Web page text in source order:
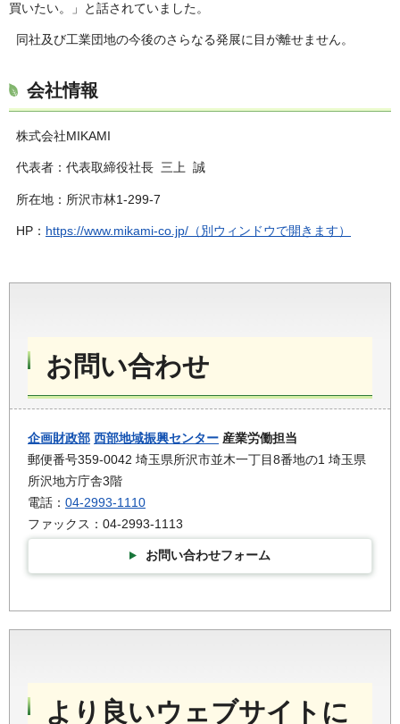
買いたい。」と話されていました。
同社及び工業団地の今後のさらなる発展に目が離せません。
会社情報
株式会社MIKAMI
代表者：代表取締役社長 三上 誠
所在地：所沢市林1-299-7
HP： https://www.mikami-co.jp/（別ウィンドウで開きます）
お問い合わせ
企画財政部 西部地域振興センター 産業労働担当
郵便番号359-0042 埼玉県所沢市並木一丁目8番地の1 埼玉県
所沢地方庁舎3階
電話： 04-2993-1110
ファックス：04-2993-1113
お問い合わせフォーム
より良いウェブサイトに